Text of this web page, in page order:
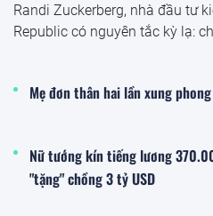
Randi Zuckerberg, nhà đầu tư
Republic có nguyên tắc kỳ lạ:
Mẹ đơn thân hai lần xung
Nữ tướng kín tiếng lương
"tặng" chồng 3 tỷ USD